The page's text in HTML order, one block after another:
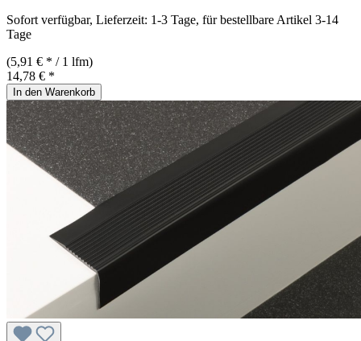
Sofort verfügbar, Lieferzeit: 1-3 Tage, für bestellbare Artikel 3-14
Tage
(5,91 € * / 1 lfm)
14,78 € *
In den Warenkorb